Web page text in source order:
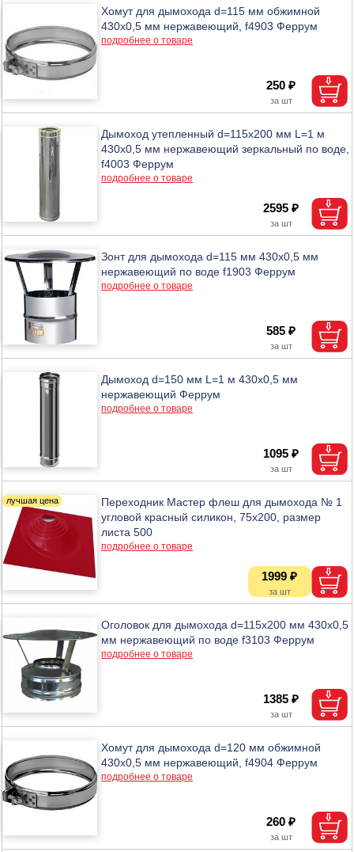
Хомут для дымохода d=115 мм обжимной
430х0,5 мм нержавеющий, f4903 Феррум
подробнее о товаре
250 ₽
Дымоход утепленный d=115х200 мм L=1 м
430х0,5 мм нержавеющий зеркальный по воде,
f4003 Феррум
подробнее о товаре
2595 ₽
Зонт для дымохода d=115 мм 430х0,5 мм
нержавеющий по воде f1903 Феррум
подробнее о товаре
585 ₽
Дымоход d=150 мм L=1 м 430х0,5 мм
нержавеющий Феррум
подробнее о товаре
1095 ₽
Переходник Мастер флеш для дымохода № 1
угловой красный силикон, 75х200, размер
листа 500
подробнее о товаре
1999 ₽
Оголовок для дымохода d=115х200 мм 430х0,5
мм нержавеющий по воде f3103 Феррум
подробнее о товаре
1385 ₽
Хомут для дымохода d=120 мм обжимной
430х0,5 мм нержавеющий, f4904 Феррум
подробнее о товаре
260 ₽